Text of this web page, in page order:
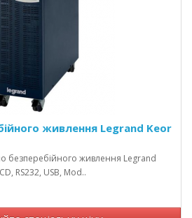
живлення Legrand Keor
безперебійного живлення Legrand
RS232, USB, Mod..